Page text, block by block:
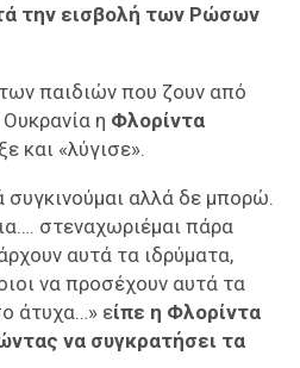
την εισβολή των Ρώσων
παιδιών που ζουν από
η Φλορίντα
και «λύγισε».
συγκινούμαι αλλά δε μπορώ.
στεναχωριέμαι πάρα
αυτά τα ιδρύματα,
να προσέχουν αυτά τα
άτυχα…» είπε η Φλορίντα
να συγκρατήσει τα